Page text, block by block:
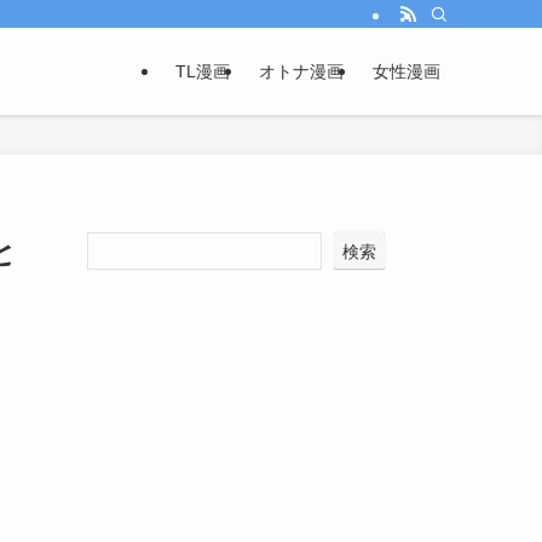
TL漫画 オトナ漫画 女性漫画
検索